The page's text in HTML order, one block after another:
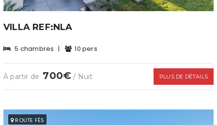
VILLA REF:NLA
5 chambres | 10 pers
À partir de 700€ / Nuit PLUS DE DÉTAILS
ROUTE FÈS